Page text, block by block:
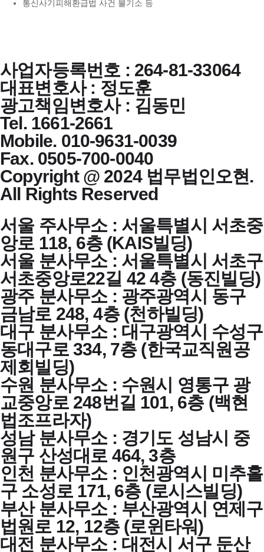
통신사기피해환급법 사건 불기소 등
사업자등록번호 : 264-81-33064
대표변호사 : 정도훈
광고책임변호사 : 김동민
Tel. 1661-2661
Mobile. 010-9631-0039
Fax. 0505-700-0040
Copyright @ 2024 법무법인오현.
All Rights Reserved
서울 주사무소 : 서울특별시 서초중
앙로 118, 6층 (KAIS빌딩)
서울 분사무소 : 서울특별시 서초구
서초중앙로22길 42 4층 (동진빌딩)
광주 분사무소 : 광주광역시 동구
금남로 248, 4층 (천하빌딩)
대구 분사무소 : 대구광역시 수성구
동대구로 334, 7층 (한국교직원공
제회빌딩)
수원 분사무소 : 수원시 영통구 광
교중앙로 248번길 101, 6층 (백현
법조프라자)
성남 분사무소 : 경기도 성남시 중
원구 산성대로 464, 3층
인천 분사무소 : 인천광역시 미추홀
구 소성로 171, 6층 (로시스빌딩)
부산 분사무소 : 부산광역시 연제구
법원로 12, 12층 (로윈타워)
대전 분사무소 : 대전시 서구 둔산